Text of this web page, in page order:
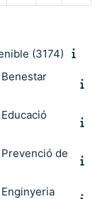
(3174)
de